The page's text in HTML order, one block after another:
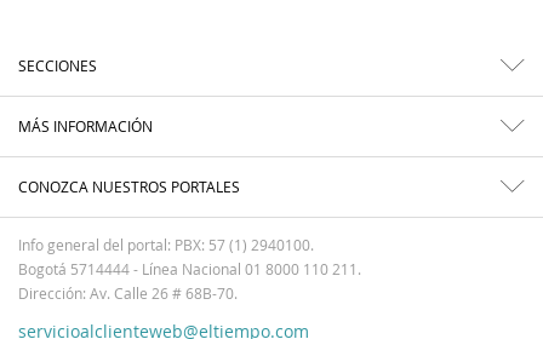
SECCIONES
MÁS INFORMACIÓN
CONOZCA NUESTROS PORTALES
Info general del portal: PBX: 57 (1) 2940100.
Bogotá 5714444 - Línea Nacional 01 8000 110 211.
Dirección: Av. Calle 26 # 68B-70.
servicioalclienteweb@eltiempo.com